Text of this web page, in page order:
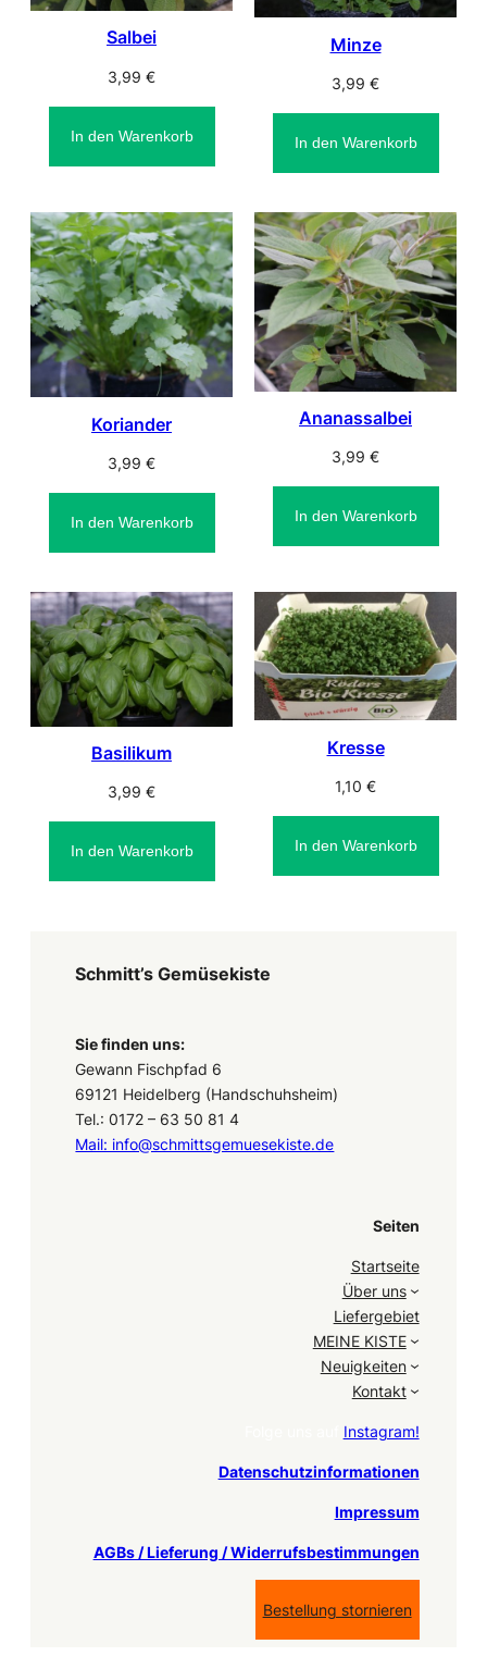
Salbei
3,99 €
In den Warenkorb
Minze
3,99 €
In den Warenkorb
Koriander
3,99 €
In den Warenkorb
Ananassalbei
3,99 €
In den Warenkorb
Basilikum
3,99 €
In den Warenkorb
Kresse
1,10 €
In den Warenkorb
Schmitt’s Gemüsekiste
Sie finden uns:
Gewann Fischpfad 6
69121 Heidelberg (Handschuhsheim)
Tel.: 0172 – 63 50 81 4
Mail: info@schmittsgemuesekiste.de
Seiten
Startseite
Über uns
Liefergebiet
MEINE KISTE
Neuigkeiten
Kontakt
Instagram!
Datenschutzinformationen
Impressum
AGBs / Lieferung / Widerrufsbestimmungen
Bestellung stornieren